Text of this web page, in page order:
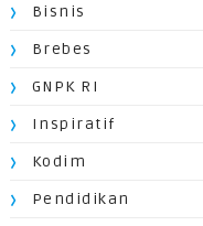
Bisnis
Brebes
GNPK RI
Inspiratif
Kodim
Pendidikan